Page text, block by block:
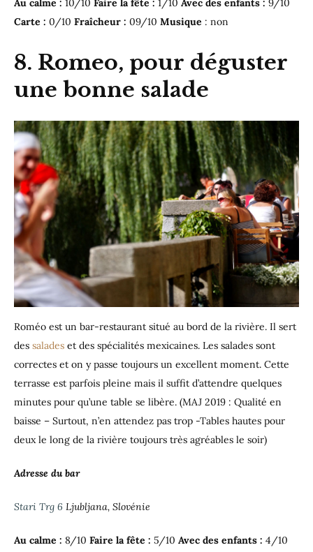
Au calme : 10/10 Faire la fête : 1/10 Avec des enfants : 9/10
Carte : 0/10 Fraîcheur : 09/10 Musique : non
8. Romeo, pour déguster
une bonne salade
Roméo est un bar-restaurant situé au bord de la rivière. Il sert
des salades et des spécialités mexicaines. Les salades sont
correctes et on y passe toujours un excellent moment. Cette
terrasse est parfois pleine mais il suffit d’attendre quelques
minutes pour qu’une table se libère. (MAJ 2019 : Qualité en
baisse – Surtout, n’en attendez pas trop -Tables hautes pour
deux le long de la rivière toujours très agréables le soir)
Adresse du bar
Stari Trg 6 Ljubljana, Slovénie
Au calme : 8/10 Faire la fête : 5/10 Avec des enfants : 4/10